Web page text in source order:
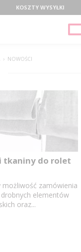
KOSZTY WYSYŁKI
› NOWOŚCI
tkaniny do rolet
możliwość zamówienia
elementów
oraz...